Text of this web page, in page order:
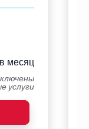
месяц
услуги